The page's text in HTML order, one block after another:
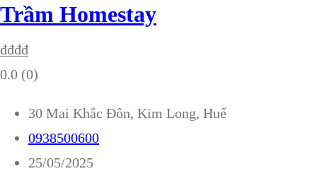
Trầm Homestay
₫₫₫₫
0.0 (0)
30 Mai Khắc Đôn, Kim Long, Huế
0938500600
25/05/2025